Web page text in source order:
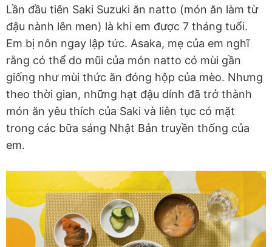
Lần đầu tiên Saki Suzuki ăn natto (món ăn làm từ
đậu nành lên men) là khi em được 7 tháng tuổi.
Em bị nôn ngay lập tức. Asaka, mẹ của em nghĩ
rằng có thể do mũi của món natto có mùi gần
giống như mùi thức ăn đóng hộp của mèo. Nhưng
theo thời gian, những hạt đậu dính đã trở thành
món ăn yêu thích của Saki và liên tục có mặt
trong các bữa sáng Nhật Bản truyền thống của
em.